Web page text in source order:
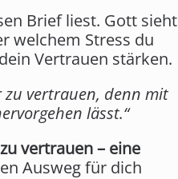
Brief liest. Gott sieht
welchem Stress du
Vertrauen stärken.
zu vertrauen, denn mit
lässt.“
vertrauen – eine
Ausweg für dich